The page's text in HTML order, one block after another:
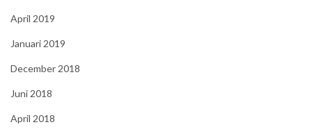
April 2019
Januari 2019
December 2018
Juni 2018
April 2018